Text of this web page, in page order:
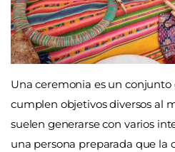
Una ceremonia es un conjunto
cumplen objetivos diversos al
suelen generarse con varios
una persona preparada que la